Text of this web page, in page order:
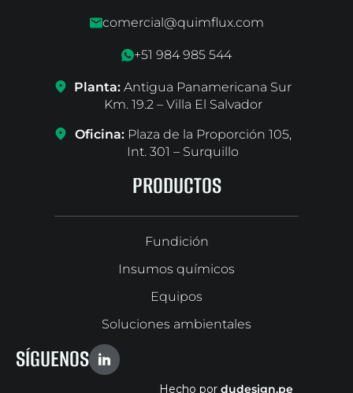
comercial@quimflux.com
+51 984 985 544
Planta: Antigua Panamericana Sur
Km. 19.2 – Villa El Salvador
Oficina:Plaza de la Proporción 105,
Int. 301 – Surquillo
PRODUCTOS
Fundición
Insumos químicos
Equipos
Soluciones ambientales
SÍGUENOS
Hecho pordudesign.pe